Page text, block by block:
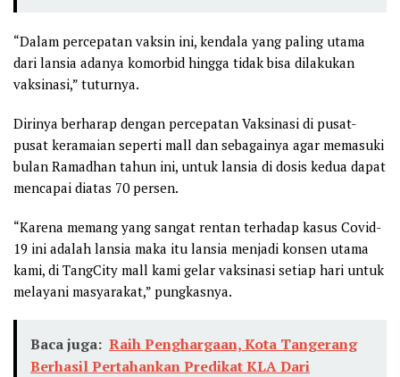
“Dalam percepatan vaksin ini, kendala yang paling utama
dari lansia adanya komorbid hingga tidak bisa dilakukan
vaksinasi,” tuturnya.
Dirinya berharap dengan percepatan Vaksinasi di pusat-
pusat keramaian seperti mall dan sebagainya agar memasuki
bulan Ramadhan tahun ini, untuk lansia di dosis kedua dapat
mencapai diatas 70 persen.
“Karena memang yang sangat rentan terhadap kasus Covid-
19 ini adalah lansia maka itu lansia menjadi konsen utama
kami, di TangCity mall kami gelar vaksinasi setiap hari untuk
melayani masyarakat,” pungkasnya.
Baca juga: Raih Penghargaan, Kota Tangerang
Berhasil Pertahankan Predikat KLA Dari